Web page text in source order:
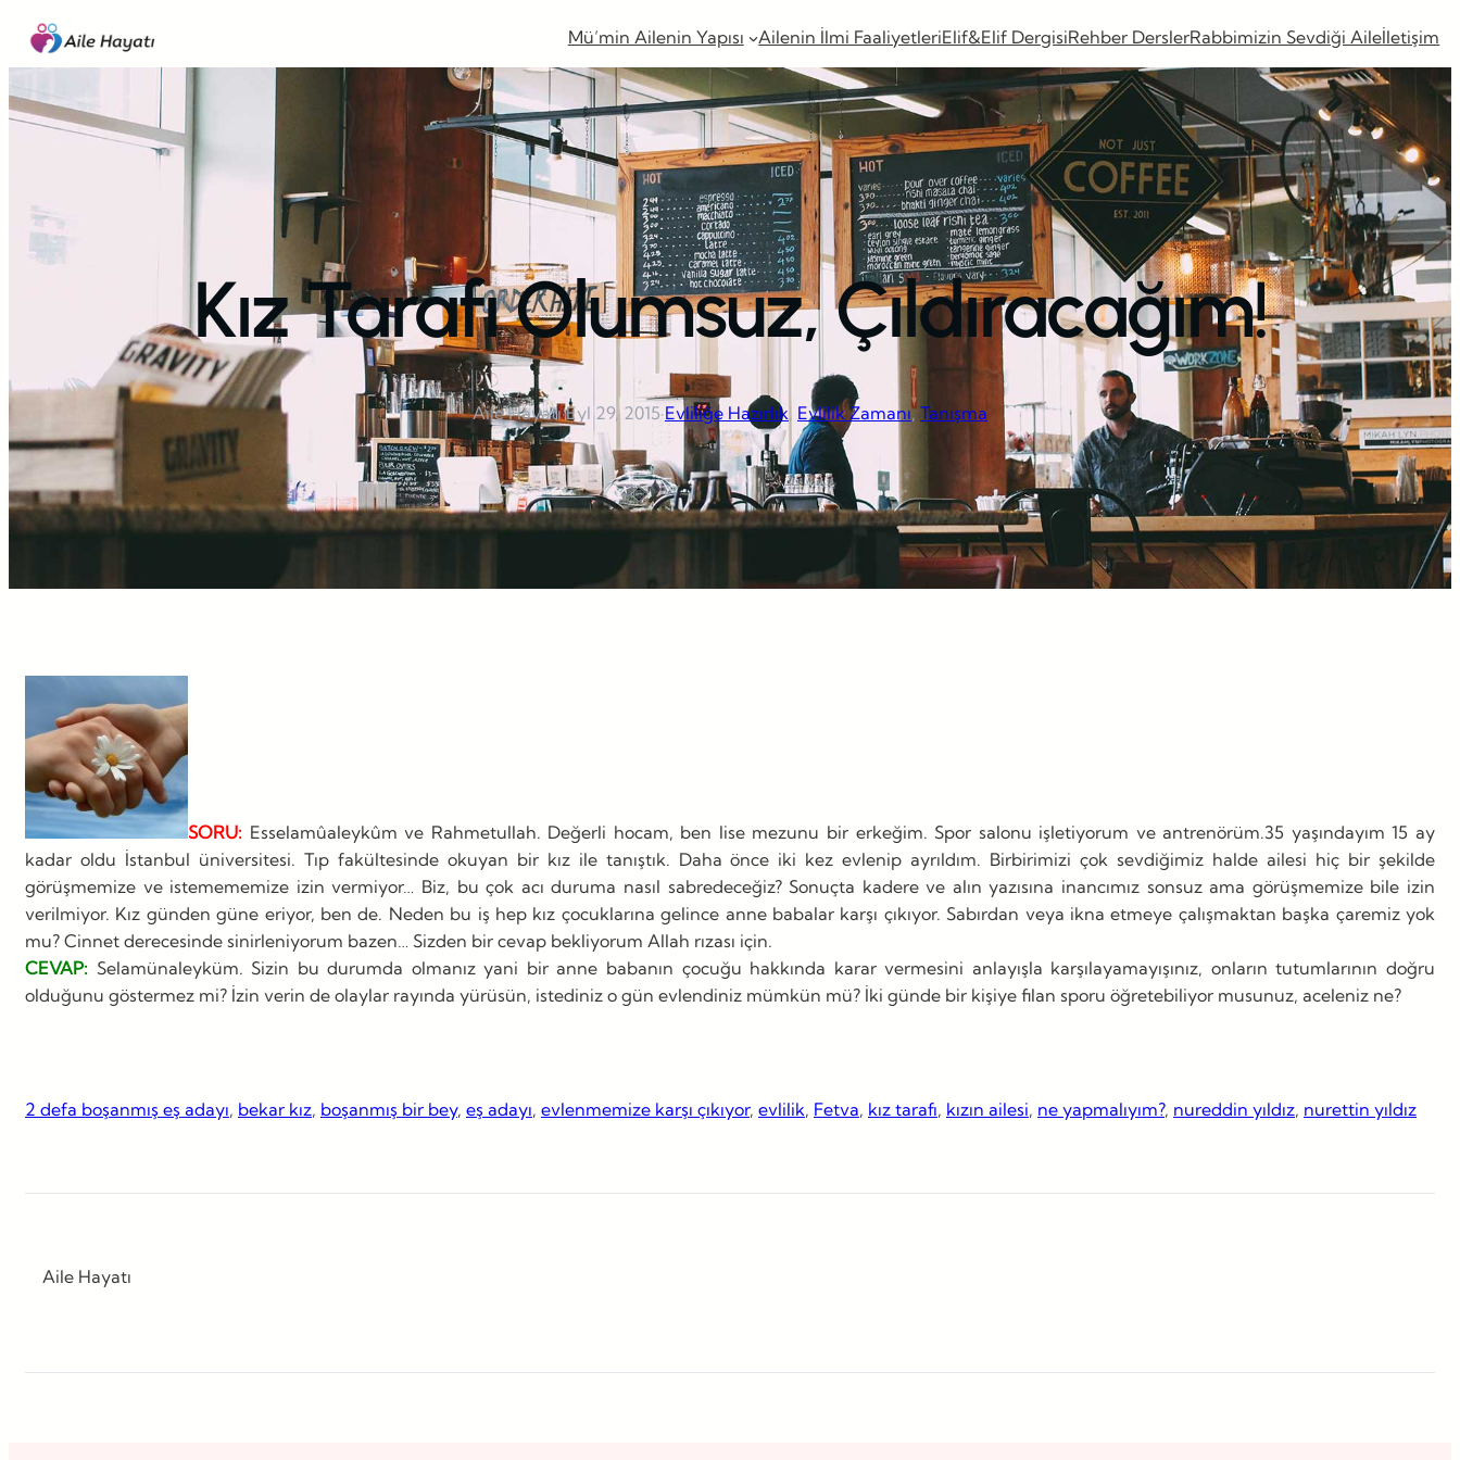
İçeriğe
geç
Mü’min Ailenin Yapısı Ailenin İlmi FaaliyetleriElif&Elif DergisiRehber DerslerRabbimizin Sevdiği Aileİletişim
Kız Tarafı Olumsuz, Çıldıracağım!
Aile Hayatı·Eyl 29, 2015·Evliliğe Hazırlık, Evlilik Zamanı, Tanışma
SORU: Esselamûaleykûm ve Rahmetullah. Değerli hocam, ben lise mezunu bir erkeğim. Spor salonu işletiyorum ve antrenörüm.35 yaşındayım 15 ay
kadar oldu İstanbul üniversitesi. Tıp fakültesinde okuyan bir kız ile tanıştık. Daha önce iki kez evlenip ayrıldım. Birbirimizi çok sevdiğimiz halde ailesi hiç bir şekilde
görüşmemize ve istemememize izin vermiyor… Biz, bu çok acı duruma nasıl sabredeceğiz? Sonuçta kadere ve alın yazısına inancımız sonsuz ama görüşmemize bile izin
verilmiyor. Kız günden güne eriyor, ben de. Neden bu iş hep kız çocuklarına gelince anne babalar karşı çıkıyor. Sabırdan veya ikna etmeye çalışmaktan başka çaremiz yok
mu? Cinnet derecesinde sinirleniyorum bazen… Sizden bir cevap bekliyorum Allah rızası için.
CEVAP: Selamünaleyküm. Sizin bu durumda olmanız yani bir anne babanın çocuğu hakkında karar vermesini anlayışla karşılayamayışınız, onların tutumlarının doğru
olduğunu göstermez mi? İzin verin de olaylar rayında yürüsün, istediniz o gün evlendiniz mümkün mü? İki günde bir kişiye filan sporu öğretebiliyor musunuz, aceleniz ne?
2 defa boşanmış eş adayı, bekar kız, boşanmış bir bey, eş adayı, evlenmemize karşı çıkıyor, evlilik, Fetva, kız tarafı, kızın ailesi, ne yapmalıyım?, nureddin yıldız, nurettin yıldız
Aile Hayatı